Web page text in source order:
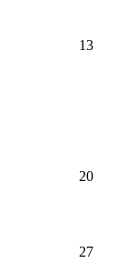
13
20
27